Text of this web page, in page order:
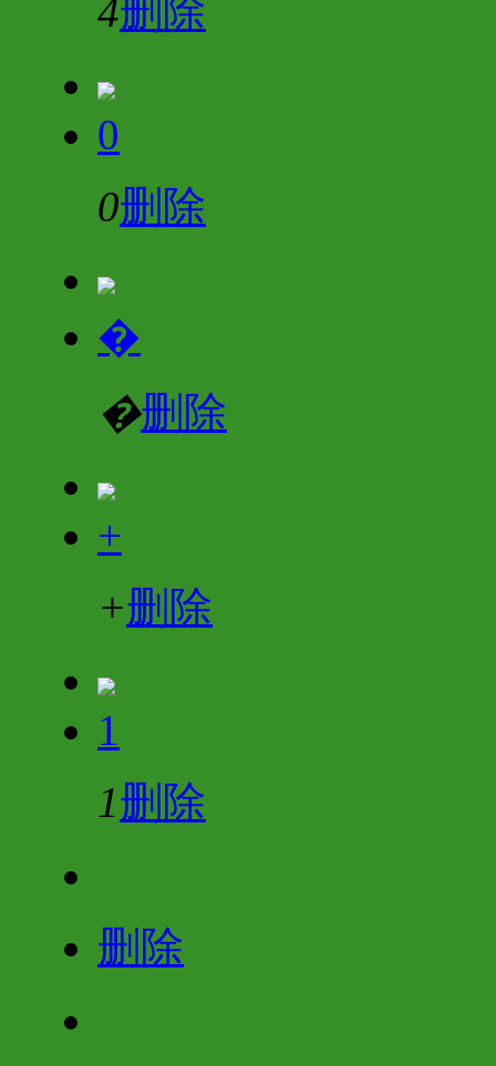
4删除
0
0删除
�
�删除
+
+删除
1
1删除
删除